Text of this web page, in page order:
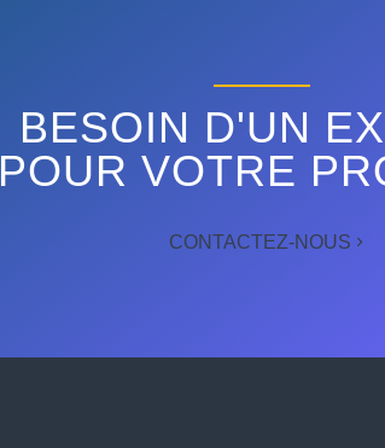
BESOIN D'UN
POUR VOTRE
CONTACTEZ-NOUS